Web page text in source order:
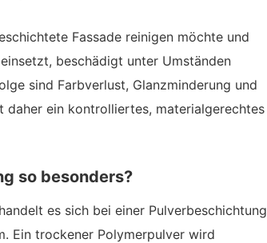
Fassade reinigen möchte und
beschädigt unter Umständen
sind Farbverlust, Glanzminderung und
daher ein kontrolliertes, materialgerechtes
so besonders?
es sich bei einer Pulverbeschichtung
Ein trockener Polymerpulver wird